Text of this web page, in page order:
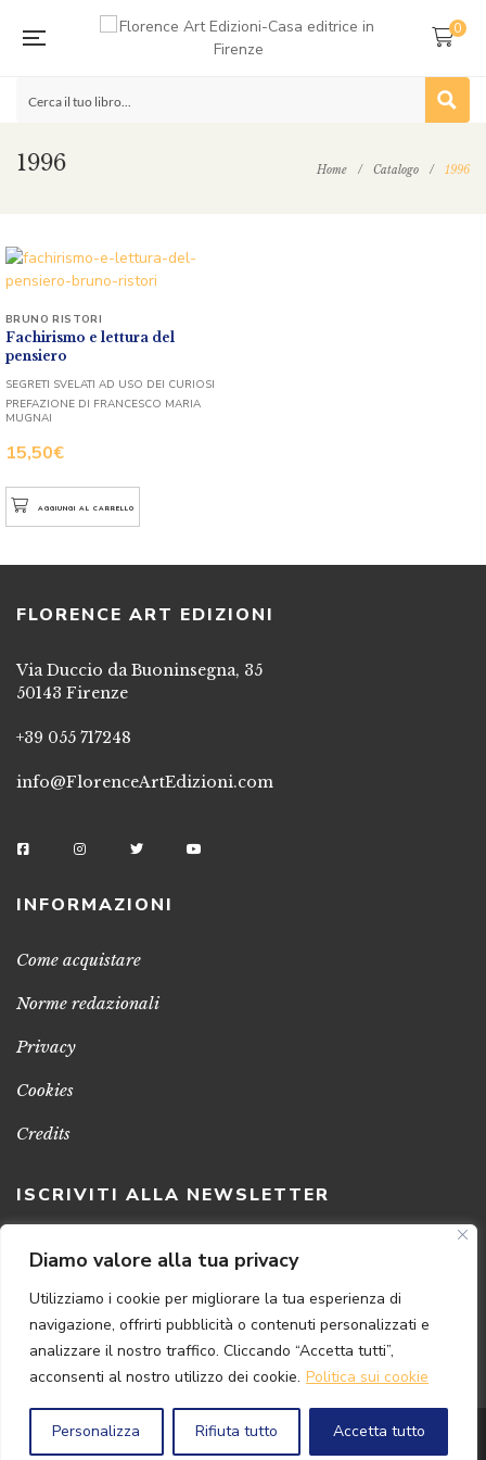
Diamo valore alla tua privacy
Utilizziamo i cookie per migliorare la tua esperienza di
navigazione, offrirti pubblicità o contenuti personalizzati e
analizzare il nostro traffico. Cliccando “Accetta tutti”,
acconsenti al nostro utilizzo dei cookie. Politica sui cookie
Personalizza Rifiuta tutto Accetta tutto
0
1996 Home / Catalogo / 1996
Fachirismo e lettura del
pensiero
15,50€
BRUNO RISTORI
SEGRETI SVELATI AD USO DEI CURIOSI
PREFAZIONE DI FRANCESCO MARIA
MUGNAI
AGGIUNGI AL CARRELLO
FLORENCE ART EDIZIONI
Via Duccio da Buoninsegna, 35
50143 Firenze
+39 055 717248
info@FlorenceArtEdizioni.com
INFORMAZIONI
Come acquistare
Norme redazionali
Privacy
Cookies
Credits
ISCRIVITI ALLA NEWSLETTER
Clicca sul pulsante per ricevere le nostre ultime novità,
notizie e promozioni
ISCRIVITI ADESSO
© 2024 FlorenceArtEdizioni | P.IVA 04813630482
Powered by{SP} Digital & Consulting